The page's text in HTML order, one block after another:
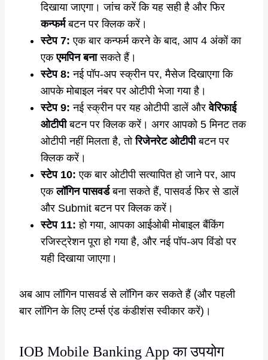
दिखाया जाएगा। जांच करें कि यह सही है और फिर
कन्फर्मबटन पर क्लिक करें।
स्टेप 7: एक बार कन्फर्म करने के बाद, आप 4 अंकों का
एकएमपिन बनासकते हैं।
स्टेप 8: नई पॉप-अप स्क्रीन पर, मैसेज दिखाएगा कि
आपके मोबाइल नंबर पर ओटीपी भेजा गया है।
स्टेप 9: नई स्क्रीन पर यह ओटीपी डालें औरवेरिफाई
ओटीपीबटन पर क्लिक करें। अगर आपको 5 मिनट तक
ओटीपी नहीं मिलता है, तोरिजेनरेट ओटीपीबटन पर
क्लिक करें।
स्टेप 10: एक बार ओटीपी सत्यापित हो जाने पर, आप
एकलॉगिन पासवर्डबना सकते हैं, पासवर्ड फिर से डालें
और Submit बटन पर क्लिक करें।
स्टेप 11: हो गया, आपका आईओबी मोबाइल बैंकिंग
रजिस्ट्रेशन पूरा हो गया है, और नई पॉप-अप विंडो पर
यही दिखाया जाएगा।
अब आप लॉगिन पासवर्ड से लॉगिन कर सकते हैं (और पहली
बार लॉगिन के लिए टर्म्स एंड कंडीशंस स्वीकार करें)।
IOB Mobile Banking App का उपयोग